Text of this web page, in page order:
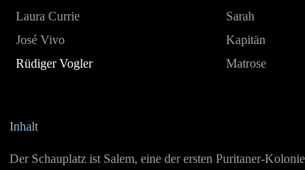
Laura Currie
Sarah
José Vivo
Kapitän
Rüdiger Vogler
Matrose
Inhalt
Der Schauplatz ist Salem, eine der ersten Puritaner-